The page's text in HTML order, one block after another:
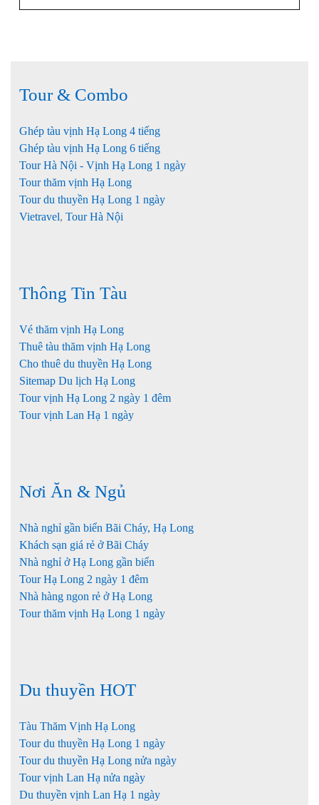
Tour & Combo
Ghép tàu vịnh Hạ Long 4 tiếng
Ghép tàu vịnh Hạ Long 6 tiếng
Tour Hà Nội - Vịnh Hạ Long 1 ngày
Tour thăm vịnh Hạ Long
Tour du thuyền Hạ Long 1 ngày
Vietravel, Tour Hà Nội
Thông Tin Tàu
Vé thăm vịnh Hạ Long
Thuê tàu thăm vịnh Hạ Long
Cho thuê du thuyền Hạ Long
Sitemap Du lịch Hạ Long
Tour vịnh Hạ Long 2 ngày 1 đêm
Tour vịnh Lan Hạ 1 ngày
Nơi Ăn & Ngủ
Nhà nghỉ gần biển Bãi Cháy, Hạ Long
Khách sạn giá rẻ ở Bãi Cháy
Nhà nghỉ ở Hạ Long gần biển
Tour Hạ Long 2 ngày 1 đêm
Nhà hàng ngon rẻ ở Hạ Long
Tour thăm vịnh Hạ Long 1 ngày
Du thuyền HOT
Tàu Thăm Vịnh Hạ Long
Tour du thuyền Hạ Long 1 ngày
Tour du thuyền Hạ Long nửa ngày
Tour vịnh Lan Hạ nửa ngày
Du thuyền vịnh Lan Hạ 1 ngày